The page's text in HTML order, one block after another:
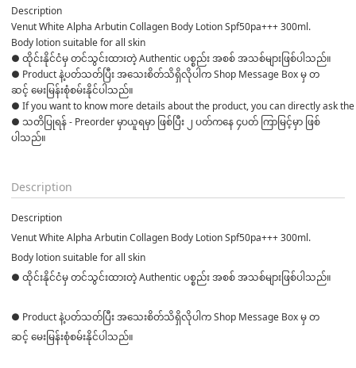
Description
Venut White Alpha Arbutin Collagen Body Lotion Spf50pa+++ 300ml.
Body lotion suitable for all skin
● ထိုင်းနိုင်ငံမှ တင်သွင်းထားတဲ့ Authentic ပစ္စည်း အစစ် အသစ်များဖြစ်ပါသည်။
● Product နဲ့ပတ်သတ်ပြီး အသေးစိတ်သိရှိလိုပါက Shop Message Box မှ တ
ဆင့် မေးမြန်းစုံစမ်းနိုင်ပါသည်။
● If you want to know more details about the product, you can directly ask
● သတိပြုရန် - Preorder မှာယူရမှာ ဖြစ်ပြီး ၂ ပတ်ကနေ ၄ပတ် ကြာမြင့်မှာ ဖြစ်
ပါသည်။
Description
Description
Venut White Alpha Arbutin Collagen Body Lotion Spf50pa+++ 300ml.
Body lotion suitable for all skin
● ထိုင်းနိုင်ငံမှ တင်သွင်းထားတဲ့ Authentic ပစ္စည်း အစစ် အသစ်များဖြစ်ပါသည်။
● Product နဲ့ပတ်သတ်ပြီး အသေးစိတ်သိရှိလိုပါက Shop Message Box မှ တ
ဆင့် မေးမြန်းစုံစမ်းနိုင်ပါသည်။